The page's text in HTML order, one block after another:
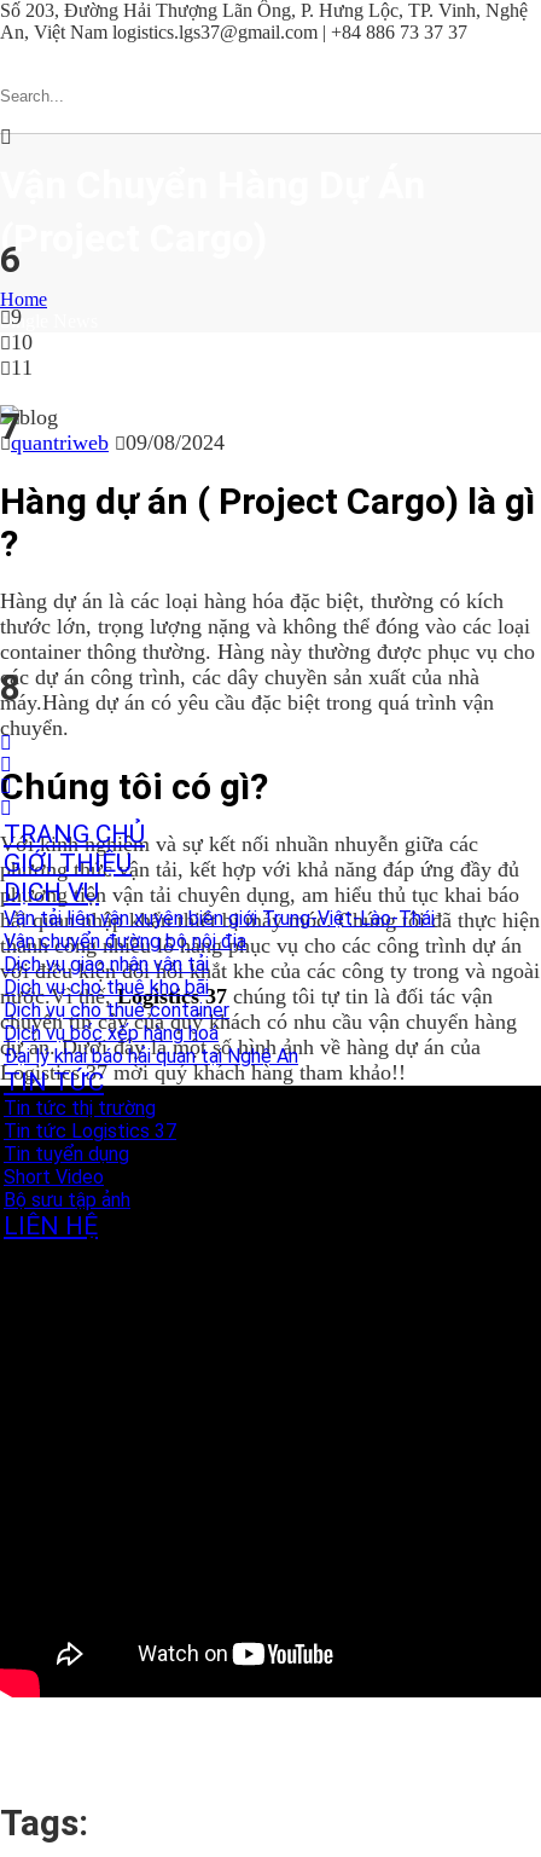
Số 203, Đường Hải Thượng Lãn Ông, P. Hưng Lộc, TP. Vinh, Nghệ
An, Việt Nam logistics.lgs37@gmail.com | +84 886 73 37 37
6
9
10
11
7
8
TRANG CHỦ
GIỚI THIỆU
DỊCH VỤ
Vận tải liên vận xuyên biên giới Trung-Việt-Lào-Thái
Vận chuyển đường bộ nội địa
Dịch vụ giao nhận vận tải
Dịch vụ cho thuê kho bãi
Dịch vụ cho thuê container
Dịch vụ bốc xếp hàng hoá
Đại lý khai báo hải quan tại Nghệ An
TIN TỨC
Tin tức thị trường
Tin tức Logistics 37
Tin tuyển dụng
Short Video
Bộ sưu tập ảnh
LIÊN HỆ
(Project Cargo)
Home
Single News
quantriweb 09/08/2024
Hàng dự án ( Project Cargo) là gì
?
Hàng dự án là các loại hàng hóa đặc biệt, thường có kích
thước lớn, trọng lượng nặng và không thể đóng vào các loại
container thông thường. Hàng này thường được phục vụ cho
các dự án công trình, các dây chuyền sản xuất của nhà
máy.Hàng dự án có yêu cầu đặc biệt trong quá trình vận
chuyển.
Chúng tôi có gì?
Với kinh nghiệm và sự kết nối nhuần nhuyễn giữa các
phương thức vận tải, kết hợp với khả năng đáp ứng đầy đủ
phương tiện vận tải chuyên dụng, am hiểu thủ tục khai báo
hải quan nhập khẩu thiết bị máy móc. Chúng tôi đã thực hiện
thành công nhiều lô hàng phục vụ cho các công trình dự án
với điều kiện đòi hỏi khắt khe của các công ty trong và ngoài
nước.Vì thế,Logistics 37 chúng tôi tự tin là đối tác vận
chuyển tin cậy của quý khách có nhu cầu vận chuyển hàng
dự án. Dưới đây là một số hình ảnh về hàng dự án của
Logistics 37 mời quý khách hàng tham khảo!!
Tags: